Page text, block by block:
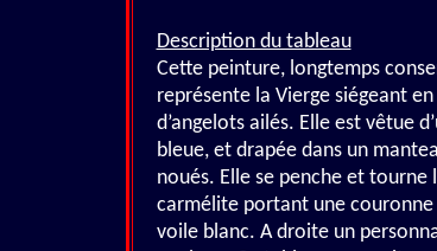
Description du tableau
Cette peinture, longtemps
représente la Vierge siégeant
d’angelots ailés. Elle est vêtue
bleue, et drapée dans un
noués. Elle se penche et
carmélite portant une couronne
voile blanc. A droite un